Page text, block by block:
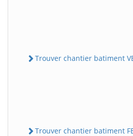
Trouver chantier batiment
Trouver chantier batiment